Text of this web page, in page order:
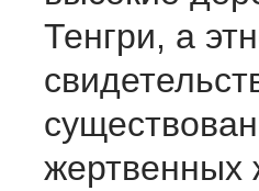
Тенгри, а
жертвенных